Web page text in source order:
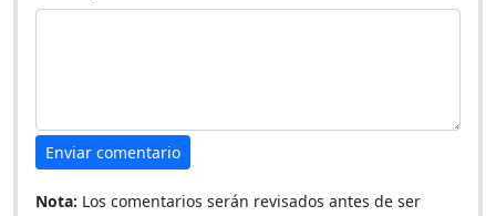
Enviar comentario
Nota: Los comentarios serán revisados antes de ser